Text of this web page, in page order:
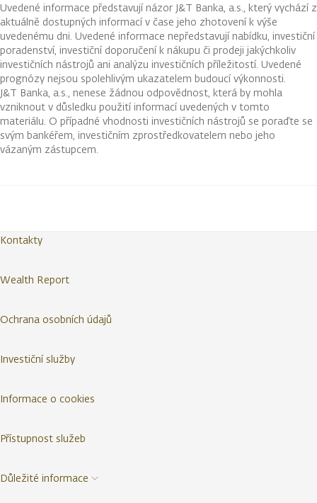
Uvedené informace představují názor J&T Banka, a.s., který vychází z
aktuálně dostupných informací v čase jeho zhotovení k výše
uvedenému dni. Uvedené informace nepředstavují nabídku, investiční
poradenství, investiční doporučení k nákupu či prodeji jakýchkoliv
investičních nástrojů ani analýzu investičních příležitostí. Uvedené
prognózy nejsou spolehlivým ukazatelem budoucí výkonnosti.
J&T Banka, a.s., nenese žádnou odpovědnost, která by mohla
vzniknout v důsledku použití informací uvedených v tomto
materiálu. O případné vhodnosti investičních nástrojů se poraďte se
svým bankéřem, investičním zprostředkovatelem nebo jeho
vázaným zástupcem.
Kontakty
Wealth Report
Ochrana osobních údajů
Investiční služby
Informace o cookies
Přístupnost služeb
Důležité informace